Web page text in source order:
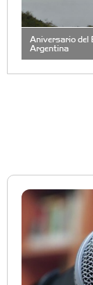
Aniversario del
Argentina